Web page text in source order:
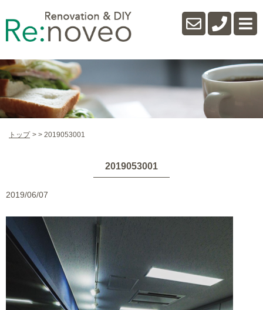
トップ 2019053001
2019053001
2019/06/07